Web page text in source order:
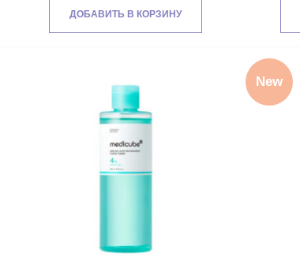
ДОБАВИТЬ В КОРЗИНУ
New